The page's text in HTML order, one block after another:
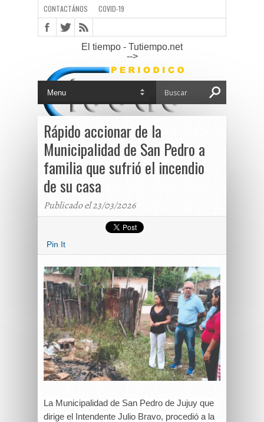
CONTACTÁNOS COVID-19
El tiempo - Tutiempo.net
-->
Rápido accionar de la
Municipalidad de San Pedro a
familia que sufrió el incendio
de su casa
Publicado el 23/03/2026
Pin It
La Municipalidad de San Pedro de Jujuy que
dirige el Intendente Julio Bravo, procedió a la